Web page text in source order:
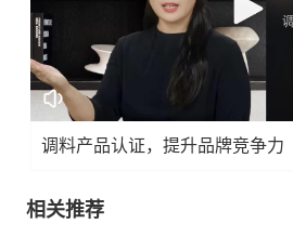
调料产品认证，提升品牌竞争力
相关推荐